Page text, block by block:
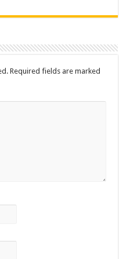
Required fields are marked